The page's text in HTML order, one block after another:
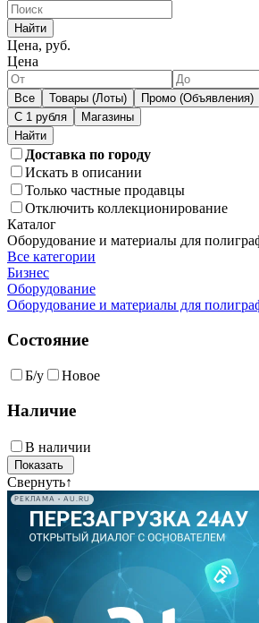
Найти
Цена, руб.
Цена
Все Товары (Лоты) Промо (Объявления)
С 1 рубля
Магазины
Доставка по городу
Искать в описании
Только частные продавцы
Отключить коллекционирование
Каталог
Оборудование и материалы для
Все категории
Бизнес
Оборудование
Оборудование и материалы для
Состояние
Б/у Новое
Наличие
В наличии
Свернуть↑
РЕКЛАМА • AU.RU